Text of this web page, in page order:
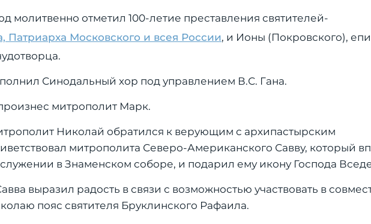
молитвенно отметил 100-летие преставления святителей-
Патриарха Московского и всея России, и Ионы (Покровского),
Синодальный хор под управлением В.С. Гана.
митрополит Марк.
Николай обратился к верующим с архипастырским
митрополита Северо-Американского Савву, который
в Знаменском соборе, и подарил ему икону Господа
выразил радость в связи с возможностью участвовать в
пояс святителя Бруклинского Рафаила.